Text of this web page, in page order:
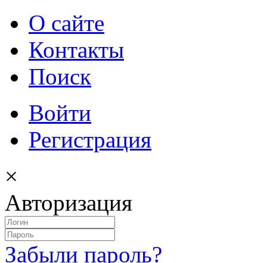
О сайте
Контакты
Поиск
Войти
Регистрация
×
Авторизация
Забыли пароль?